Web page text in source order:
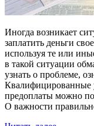
Иногда возникает
заплатить деньги
используя те или
в такой ситуации
узнать о проблеме,
Квалифицированные
предоплаты можно
О важности